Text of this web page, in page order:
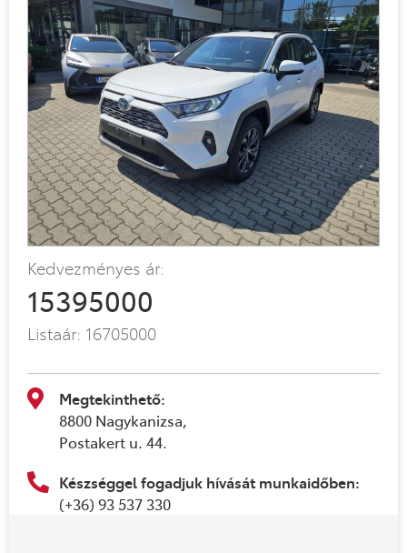
Kedvezményes ár:
15395000
Listaár: 16705000
Megtekinthető:
8800 Nagykanizsa,
Postakert u. 44.
Készséggel fogadjuk hívását munkaidőben:
(+36) 93 537 330